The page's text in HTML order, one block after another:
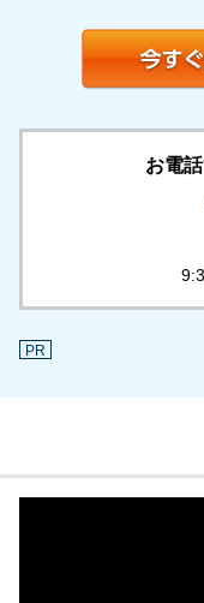
お電
PR